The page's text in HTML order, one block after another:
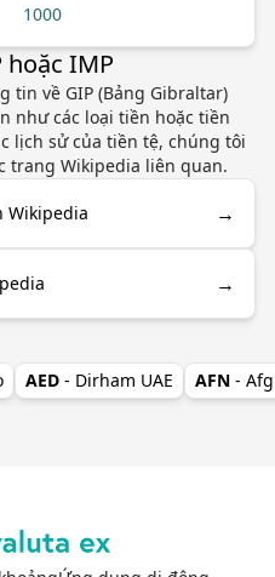
1000
IMP
tin về GIP (Bảng Gibraltar)
như các loại tiền hoặc tiền
lịch sử của tiền tệ, chúng tôi
trang Wikipedia liên quan.
Wikipedia →
→
AED - Dirham UAE AFN -